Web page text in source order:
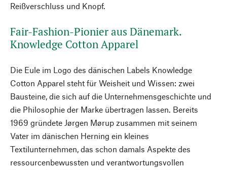
Reißverschluss und Knopf.
Fair-Fashion-Pionier aus Dänemark.
Knowledge Cotton Apparel
Die Eule im Logo des dänischen Labels Knowledge
Cotton Apparel steht für Weisheit und Wissen: zwei
Bausteine, die sich auf die Unternehmensgeschichte und
die Philosophie der Marke übertragen lassen. Bereits
1969 gründete Jørgen Mørup zusammen mit seinem
Vater im dänischen Herning ein kleines
Textilunternehmen, das schon damals Aspekte des
ressourcenbewussten und verantwortungsvollen